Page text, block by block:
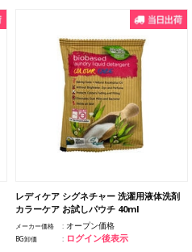
レディケア シグネチャー 洗濯用液体洗剤
カラーケア お試しパウチ 40ml
メーカー価格 オープン価格
BG卸価 ログイン後表示